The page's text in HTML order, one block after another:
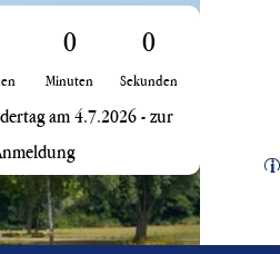
0
Minuten
0
Sekunden
am 4.7.2026 -zur
i